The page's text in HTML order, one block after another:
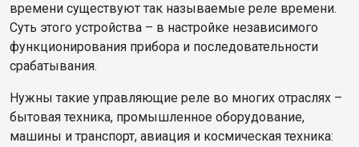
времени существуют так называемые реле времени.
Суть этого устройства – в настройке независимого
функционирования прибора и последовательности
срабатывания.
Нужны такие управляющие реле во многих отраслях –
бытовая техника, промышленное оборудование,
машины и транспорт, авиация и космическая техника: